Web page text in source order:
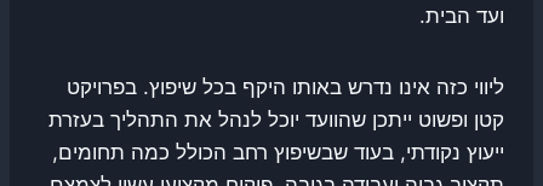
ועד הבית.
ליווי כזה אינו נדרש באותו היקף בכל שיפוץ. בפרויקט
קטן ופשוט ייתכן שהוועד יוכל לנהל את התהליך בעזרת
ייעוץ נקודתי, בעוד שבשיפוץ רחב הכולל כמה תחומים,